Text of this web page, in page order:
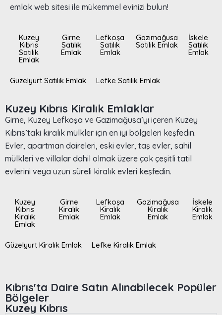
emlak web sitesi ile mükemmel evinizi bulun!
Kuzey
Kıbrıs
Satılık
Emlak
Girne
Satılık
Emlak
Lefkoşa
Satılık
Emlak
Gazimağusa
Satılık Emlak
İskele
Satılık
Emlak
Güzelyurt Satılık Emlak Lefke Satılık Emlak
Kuzey Kıbrıs Kiralık Emlaklar
Girne, Kuzey Lefkoşa ve Gazimağusa’yı içeren Kuzey
Kıbrıs’taki kiralık mülkler için en iyi bölgeleri keşfedin.
Evler, apartman daireleri, eski evler, taş evler, sahil
mülkleri ve villalar dahil olmak üzere çok çeşitli tatil
evlerini veya uzun süreli kiralık evleri keşfedin.
Kuzey
Kıbrıs
Kiralık
Emlak
Girne
Kiralık
Emlak
Lefkoşa
Kiralık
Emlak
Gazimağusa
Kiralık
Emlak
İskele
Kiralık
Emlak
Güzelyurt Kiralık Emlak Lefke Kiralık Emlak
Kıbrıs'ta Daire Satın Alınabilecek Popüler
Bölgeler
Kuzey Kıbrıs